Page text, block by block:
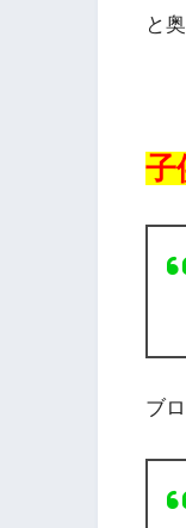
と
子
ブ